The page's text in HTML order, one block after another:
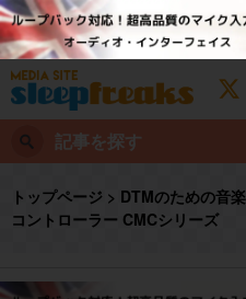
記事を探す
トップページ > DTMのための音
コントローラー CMCシリーズ